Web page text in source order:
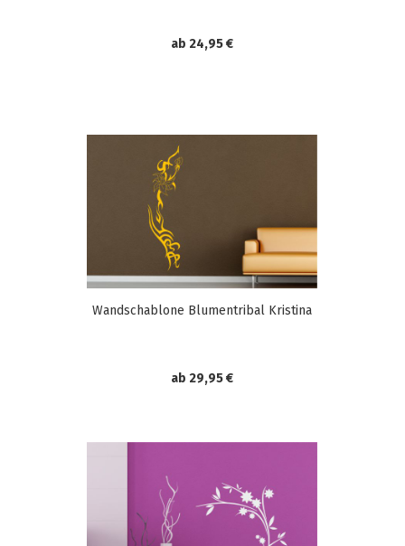
ab 24,95 €
Wandschablone Blumentribal Kristina
ab 29,95 €